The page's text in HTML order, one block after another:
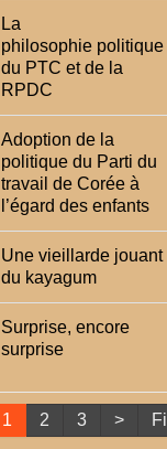
La
philosophie politique
du PTC et de la
RPDC
Adoption de la
politique du Parti du
travail de Corée à
l’égard des enfants
Une vieillarde jouant
du kayagum
Surprise, encore
surprise
1 2 3 >